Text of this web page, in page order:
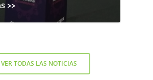
VER TODAS LAS NOTICIAS